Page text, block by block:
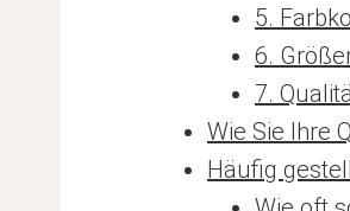
5.
6.
7.
Wie Sie Ihre
Häufig